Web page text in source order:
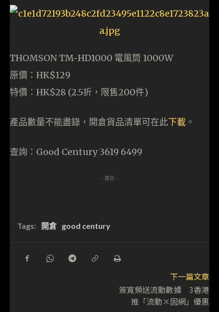
THOMSON TM-HD1000 電風筒 1000W
原價：HK$129
特價：HK$28 (2.5折，限售200件)
產品數量不能盡錄，開倉貨品清單可在此下載 。
查詢：Good Century 3619 6499
- 廣告 -
Tags: 開倉 good century
下一篇文章
簽寬頻送流動數據 3香港
推「流動×固網」優惠